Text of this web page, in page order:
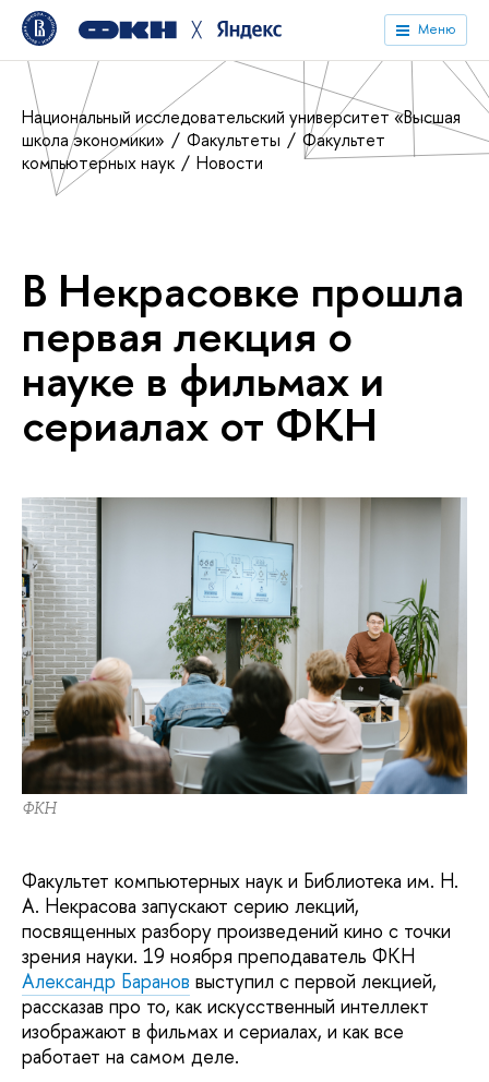
╳ Меню
Национальный исследовательский университет «Высшая
школа экономики»
Факультеты
Факультет
компьютерных наук
Новости
В Некрасовке прошла
первая лекция о
науке в фильмах и
сериалах от ФКН
ФКН
Факультет компьютерных наук и Библиотека им. Н.
А. Некрасова запускают серию лекций,
посвященных разбору произведений кино с точки
зрения науки. 19 ноября преподаватель ФКН
Александр Баранов выступил с первой лекцией,
рассказав про то, как искусственный интеллект
изображают в фильмах и сериалах, и как все
работает на самом деле.